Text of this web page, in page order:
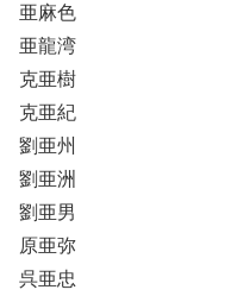
亜麻色
亜龍湾
克亜樹
克亜紀
劉亜州
劉亜洲
劉亜男
原亜弥
呉亜忠